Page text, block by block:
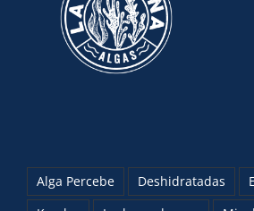
Alga Percebe Deshidratadas